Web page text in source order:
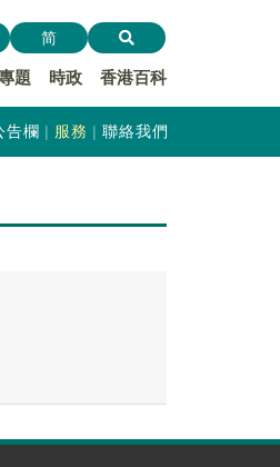
題 時政 香港百科
简
告欄 服務 聯絡我們